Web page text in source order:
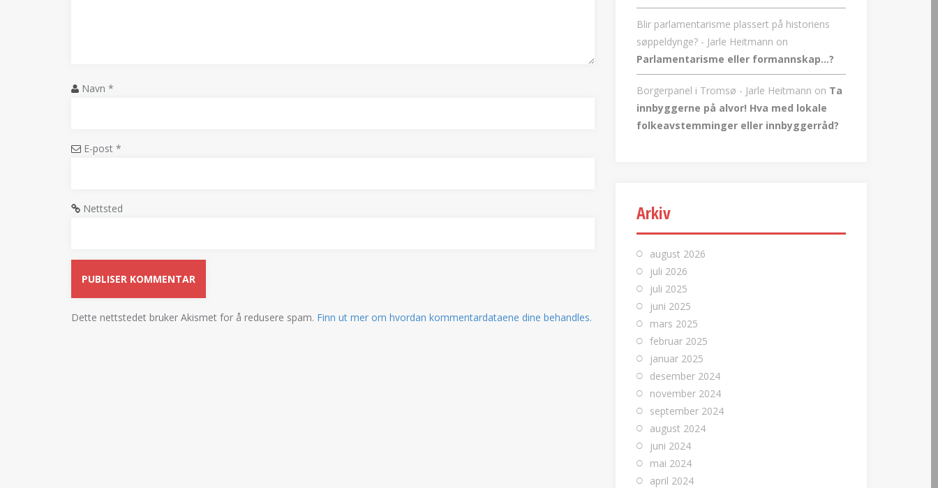
Navn *
E-post *
Nettsted
Dette nettstedet bruker Akismet for å redusere spam. Finn ut mer om hvordan kommentardataene dine behandles.
Blir parlamentarisme plassert på historiens
søppeldynge? - Jarle Heitmann on
Parlamentarisme eller formannskap…?
Borgerpanel i Tromsø - Jarle Heitmann on Ta
innbyggerne på alvor! Hva med lokale
folkeavstemminger eller innbyggerråd?
Arkiv
august 2026
juli 2026
juli 2025
juni 2025
mars 2025
februar 2025
januar 2025
desember 2024
november 2024
september 2024
august 2024
juni 2024
mai 2024
april 2024